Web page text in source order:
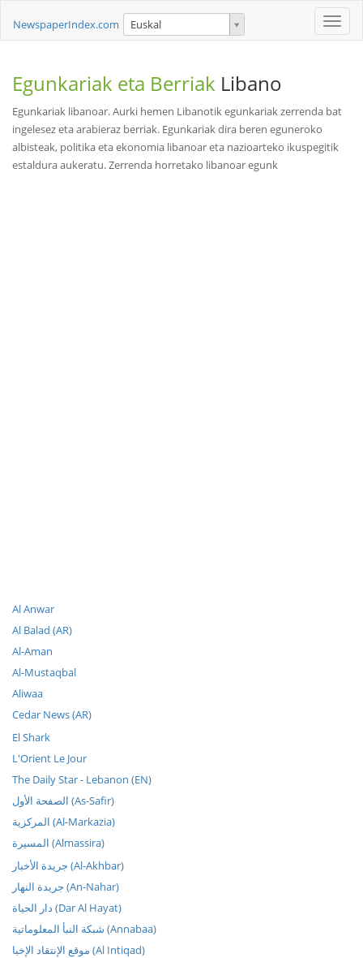
Toggle
NewspaperIndex.com Euskal
Egunkariak eta Berriak Libano
Egunkariak libanoar. Aurki hemen Libanotik egunkariak zerrenda bat
ingelesez eta arabieraz berriak. Egunkariak dira beren eguneroko
albisteak, politika eta ekonomia libanoar eta nazioarteko ikuspegitik
estaldura aukeratu. Zerrenda horretako libanoar egunk
Al Anwar
Al Balad (AR)
Al-Aman
Al-Mustaqbal
Aliwaa
Cedar News (AR)
El Shark
L'Orient Le Jour
The Daily Star - Lebanon (EN)
الصفحة الأول (As-Safir)
المركزية (Al-Markazia)
المسيرة (Almassira)
جريدة الأخبار (Al-Akhbar)
جريدة النهار (An-Nahar)
دار الحياة (Dar Al Hayat)
شبكة النبأ المعلوماتية (Annabaa)
موقع الإنتقاد الإخبا (Al Intiqad)